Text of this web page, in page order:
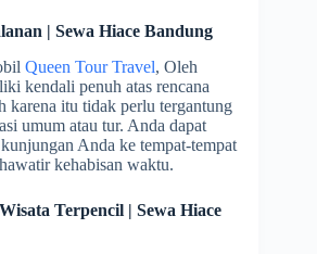
| Sewa Hiace Bandung
Queen Tour Travel, Oleh
kendali penuh atas rencana
karena itu tidak perlu tergantung
umum atau tur. Anda dapat
Anda ke tempat-tempat
kehabisan waktu.
Terpencil | Sewa Hiace